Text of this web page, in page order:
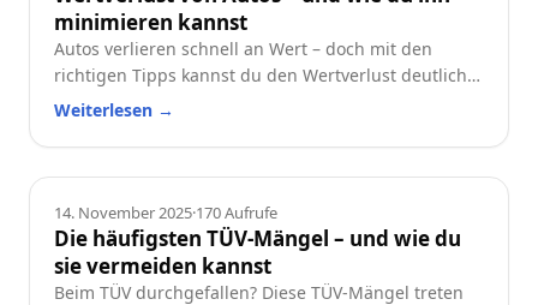
minimieren kannst
Autos verlieren schnell an Wert – doch mit den
richtigen Tipps kannst du den Wertverlust deutlich
reduzieren. Erfahre, welche Faktoren besonders
wertstabil hältst.
Weiterlesen →
Ratgeber
14. November 2025·170Aufrufe
Die häufigsten TÜV-Mängel – und wie du
sie vermeiden kannst
Beim TÜV durchgefallen? Diese TÜV-Mängel treten